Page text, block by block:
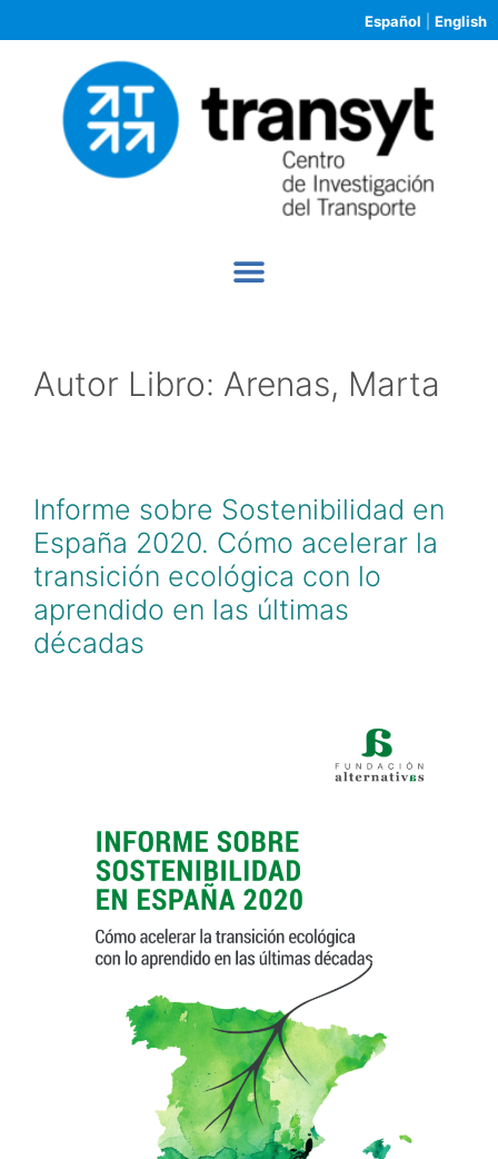
Español English
Autor Libro: Arenas, Marta
Informe sobre Sostenibilidad en
España 2020. Cómo acelerar la
transición ecológica con lo
aprendido en las últimas
décadas